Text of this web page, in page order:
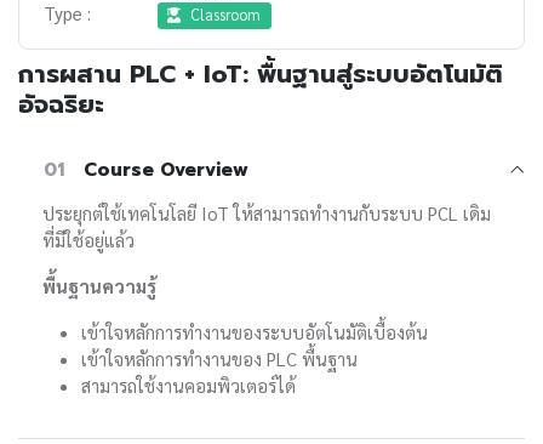
Type :
Classroom
การผสาน PLC + IoT: พื้นฐานสู่ระบบอัตโนมัติ
อัจฉริยะ
01 Course Overview
ประยุกต์ใช้เทคโนโลยี IoT ให้สามารถทำงานกับระบบ PCL เดิม
ที่มีใช้อยู่แล้ว
พื้นฐานความรู้
เข้าใจหลักการทำงานของระบบอัตโนมัติเบื้องต้น
เข้าใจหลักการทำงานของ PLC พื้นฐาน
สามารถใช้งานคอมพิวเตอร์ได้